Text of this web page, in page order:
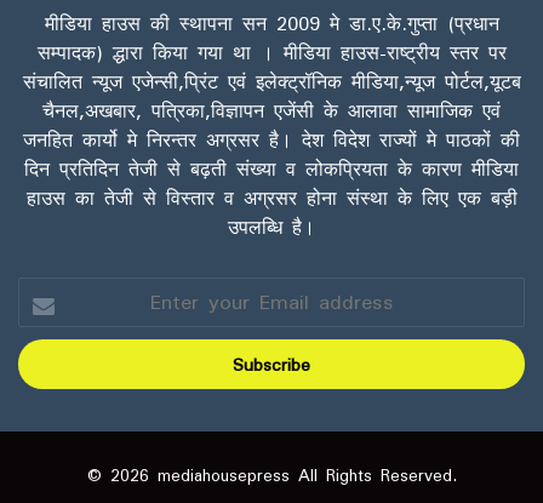
मीडिया हाउस की स्थापना सन 2009 मे डा.ए.के.गुप्ता (प्रधान
सम्पादक) द्धारा किया गया था । मीडिया हाउस-राष्ट्रीय स्तर पर
संचालित न्यूज एजेन्सी,प्रिंट एवं इलेक्ट्रॉनिक मीडिया,न्यूज पोर्टल,यूटब
चैनल,अखबार, पत्रिका,विज्ञापन एजेंसी के आलावा सामाजिक एवं
जनहित कार्यो मे निरन्तर अग्रसर है। देश विदेश राज्यों मे पाठकों की
दिन प्रतिदिन तेजी से बढ़ती संख्या व लोकप्रियता के कारण मीडिया
हाउस का तेजी से विस्तार व अग्रसर होना संस्था के लिए एक बड़ी
उपलब्धि है।
Enter
your
Email
address
© 2026 mediahousepress All Rights Reserved.